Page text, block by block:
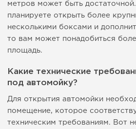
метров может быть
планируете открыть более
несколькими боксами и
то вам может понадобиться
площадь.
Какие технические
под автомойку?
Для открытия автомойки
помещение, которое
техническим требованиям. Вот